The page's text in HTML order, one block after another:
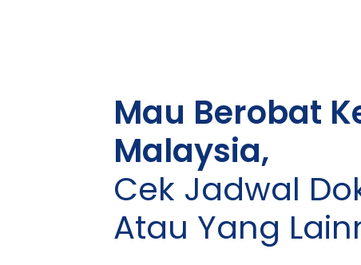
Mau Berobat
Malaysia,
Cek Jadwal
Atau Yang